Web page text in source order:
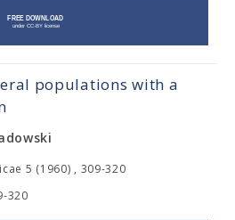
populations with a
5 (1960) , 309-320
320